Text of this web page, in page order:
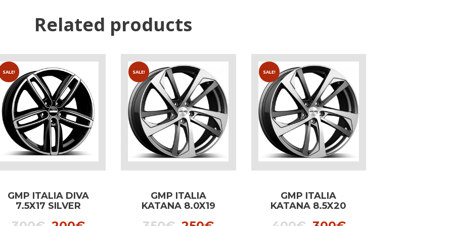
Related products
SALE!
GMP ITALIA DIVA
7.5X17 SILVER
SALE!
GMP ITALIA
KATANA 8.0X19
SALE!
GMP ITALIA
KATANA 8.5X20